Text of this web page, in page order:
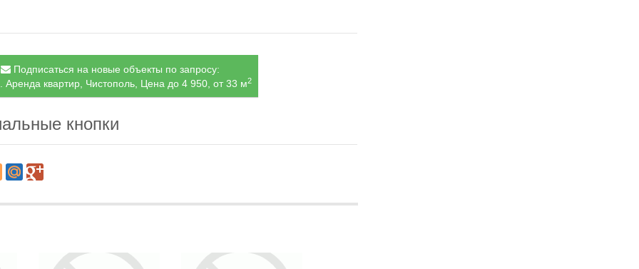
Подписаться на новые объекты по запросу:
Аренда квартир, Чистополь, Цена до 4 950, от 33 м2
кнопки